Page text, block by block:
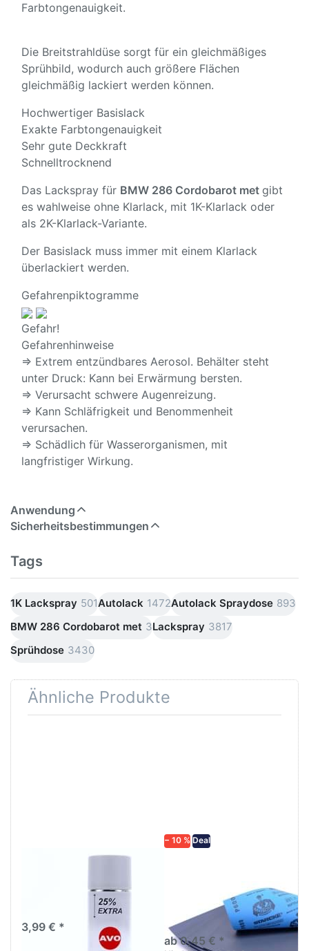
Farbtongenauigkeit.
Die Breitstrahldüse sorgt für ein gleichmäßiges
Sprühbild, wodurch auch größere Flächen
gleichmäßig lackiert werden können.
Hochwertiger Basislack
Exakte Farbtongenauigkeit
Sehr gute Deckkraft
Schnelltrocknend
Das Lackspray für BMW 286 Cordobarot met gibt
es wahlweise ohne Klarlack, mit 1K-Klarlack oder
als 2K-Klarlack-Variante.
Der Basislack muss immer mit einem Klarlack
überlackiert werden.
Gefahrenpiktogramme
Gefahr!
Gefahrenhinweise
⇒ Extrem entzündbares Aerosol. Behälter steht
unter Druck: Kann bei Erwärmung bersten.
⇒ Verursacht schwere Augenreizung.
⇒ Kann Schläfrigkeit und Benommenheit
verursachen.
⇒ Schädlich für Wasserorganismen, mit
langfristiger Wirkung.
Anwendung
Sicherheitsbestimmungen
Tags
1K Lackspray 501Autolack 1472Autolack Spraydose 893
BMW 286 Cordobarot met 3Lackspray 3817
Sprühdose 3430
Ähnliche Produkte
3,99 € *
− 10 % Deal
diversen Körnungen
Nass-Schleifpapier zur nass
und trocken anwendung
ab 0,45 € *